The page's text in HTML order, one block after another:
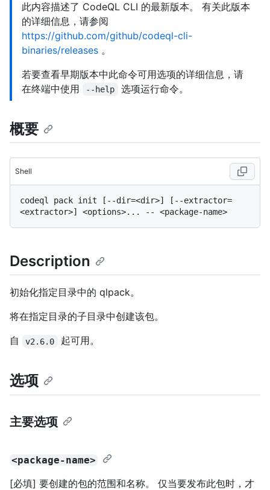
此内容描述了 CodeQL CLI 的最新版本。 有关此版本
的详细信息，请参阅
https://github.com/github/codeql-cli-
binaries/releases 。
若要查看早期版本中此命令可用选项的详细信息，请
在终端中使用
--help 选项运行命令。
概要
Shell
codeql pack init [--dir=<dir>] [--extractor=
Description
初始化指定目录中的 qlpack。
将在指定目录的子目录中创建该包。
自
v2.6.0 起可用。
选项
主要选项
<package-name>
[必填] 要创建的包的范围和名称。 仅当要发布此包时，才